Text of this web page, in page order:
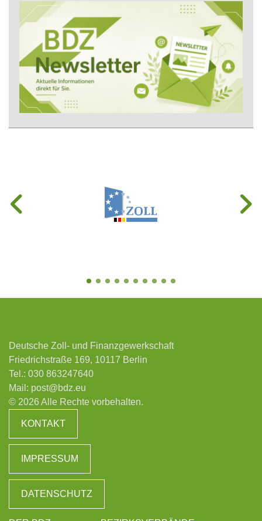
Deutsche Zoll- und Finanzgewerkschaft
Friedrichstraße 169, 10117 Berlin
Tel.: 030 863247640
Mail: post@bdz.eu
© 2026 Alle Rechte vorbehalten.
KONTAKT
IMPRESSUM
DATENSCHUTZ